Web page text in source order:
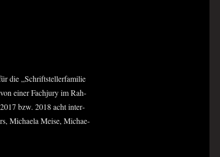
die „Schrift­stel­ler­fa­mi­lie
einer Fach­ju­ry im Rah­
bzw. 2018 acht inter­
Michae­la Mei­se, Michae­